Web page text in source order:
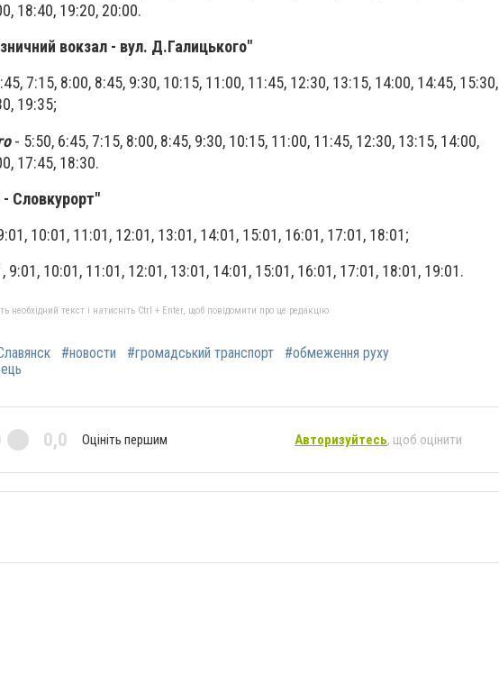
18:40, 19:20, 20:00.
вокзал - вул. Д.Галицького"
7:15, 8:00, 8:45, 9:30, 10:15, 11:00, 11:45, 12:30, 13:15, 14:00, 14:45, 15:30,
19:35;
- 5:50, 6:45, 7:15, 8:00, 8:45, 9:30, 10:15, 11:00, 11:45, 12:30, 13:15, 14:00,
17:45, 18:30.
Словкурорт"
10:01, 11:01, 12:01, 13:01, 14:01, 15:01, 16:01, 17:01, 18:01;
9:01, 10:01, 11:01, 12:01, 13:01, 14:01, 15:01, 16:01, 17:01, 18:01, 19:01.
необхідний текст і натисніть Ctrl + Enter, щоб повідомити про це редакцію
#новости #громадський транспорт
#обмеження руху
0,0 Оцініть першим Авторизуйтесь, щоб оцінити